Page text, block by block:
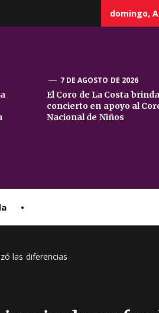
domingo,
7 DE AGOSTO DE 2026
El Coro de La Costa
concierto en apoyo al
Nacional de Niños
•
las diferencias